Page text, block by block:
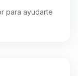
para ayudarte